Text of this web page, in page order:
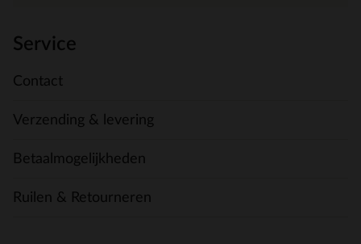
Service
Contact
Verzending & levering
Betaalmogelijkheden
Ruilen & Retourneren